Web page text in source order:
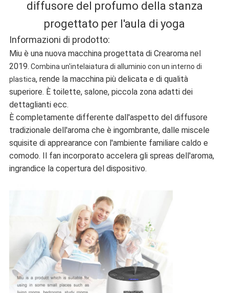
diffusore del profumo della stanza
progettato per l'aula di yoga
Informazioni di prodotto:
Miu è una nuova macchina progettata di Crearoma nel
2019. Combina un'intelaiatura di alluminio con un interno di
plastica, rende la macchina più delicata e di qualità
superiore. È toilette, salone, piccola zona adatti dei
dettaglianti ecc.
È completamente differente dall'aspetto del diffusore
tradizionale dell'aroma che è ingombrante, dalle miscele
squisite di apprearance con l'ambiente familiare caldo e
comodo.
Il fan incorporato accelera gli spreas dell'aroma,
ingrandice la copertura del dispositivo.